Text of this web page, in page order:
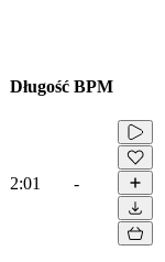
Długość BPM
2:01 -